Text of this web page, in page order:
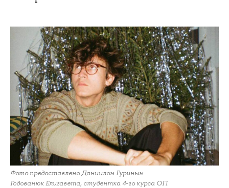
Фото предоставлено Даниилом Гуриным
Годованюк Елизавета, студентка 4-го курса ОП